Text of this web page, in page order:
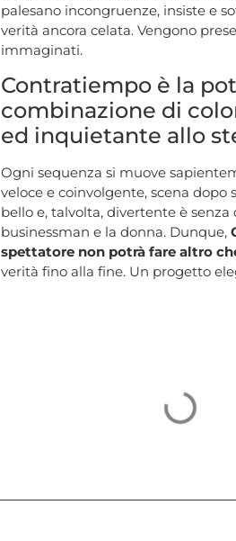
palesano incongruenze, insiste e
verità ancora celata. Vengono
immaginati.
Contratiempo è la
combinazione di
ed inquietante allo
Ogni sequenza si muove
veloce e coinvolgente, scena
bello e, talvolta, divertente è
businessman e la donna. Dunque,
spettatore non potrà fare altro
verità fino alla fine. Un progetto